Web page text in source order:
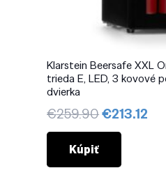
Klarstein Beersafe XXL
trieda E, LED, 3 kovové
dvierka
€259.90Pôvodná
cena
€259.90.
€213.12
Kúpiť